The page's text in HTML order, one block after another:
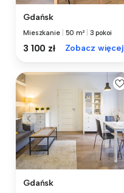
Gdańsk
Mieszkanie 50 m² 3 pokoi
3 100 zł Zobacz więcej
Gdańsk